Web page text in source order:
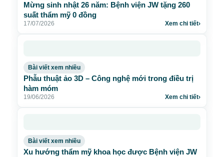
Mừng sinh nhật 26 năm: Bệnh viện JW tặng 260
suất thẩm mỹ 0 đồng
17/07/2026 Xem chi tiết›
Bài viết xem nhiều
Phẫu thuật ảo 3D – Công nghệ mới trong điều trị
hàm móm
19/06/2026 Xem chi tiết›
Bài viết xem nhiều
Xu hướng thẩm mỹ khoa học được Bệnh viện JW